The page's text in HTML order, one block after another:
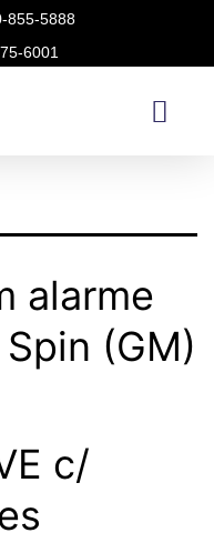
855-5888
6001
SPIN
alarme
(GM)
c/